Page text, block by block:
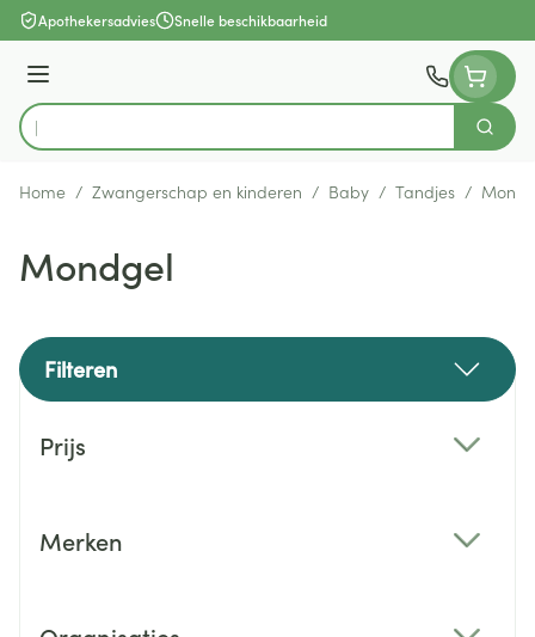
Ga naar de inhoud
Apothekersadvies Snelle beschikbaarheid
Menu
Product, merk, categorie...
Zoek
Home / Zwangerschap en kinderen / Baby / Tandjes /
Mondgel
Filteren
Prijs
Merken